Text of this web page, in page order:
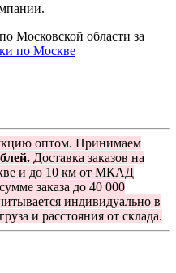
Московской области за
по Москве
оптом. Принимаем
Доставка заказов на
и до 10 км от МКАД
заказа до 40 000
индивидуально в
и расстояния от склада.